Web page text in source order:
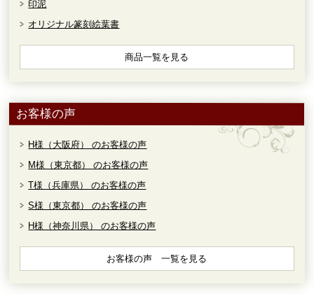
印泥
オリジナル篆刻絵葉書
商品一覧を見る
お客様の声
H様（大阪府） のお客様の声
M様（東京都） のお客様の声
T様（兵庫県） のお客様の声
S様（東京都） のお客様の声
H様（神奈川県） のお客様の声
お客様の声 一覧を見る